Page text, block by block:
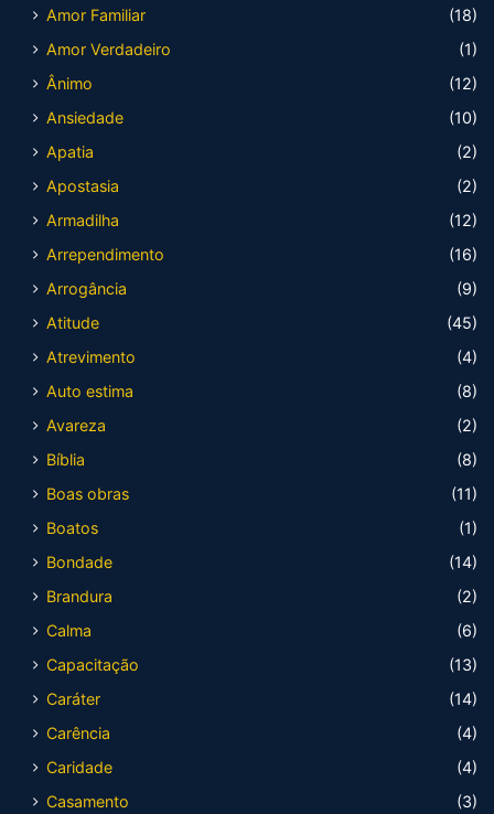
Amor Familiar
(18)
Amor Verdadeiro
(1)
Ânimo
(12)
Ansiedade
(10)
Apatia
(2)
Apostasia
(2)
Armadilha
(12)
Arrependimento
(16)
Arrogância
(9)
Atitude
(45)
Atrevimento
(4)
Auto estima
(8)
Avareza
(2)
Bíblia
(8)
Boas obras
(11)
Boatos
(1)
Bondade
(14)
Brandura
(2)
Calma
(6)
Capacitação
(13)
Caráter
(14)
Carência
(4)
Caridade
(4)
Casamento
(3)